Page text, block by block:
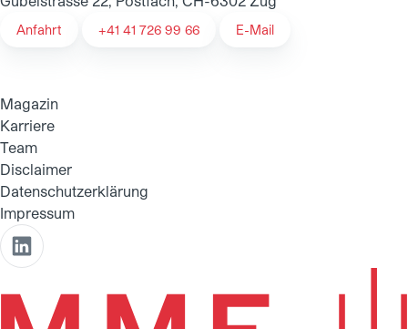
Anfahrt +41 41 726 99 66 E-Mail
Magazin
Karriere
Team
Disclaimer
Datenschutzerklärung
Impressum